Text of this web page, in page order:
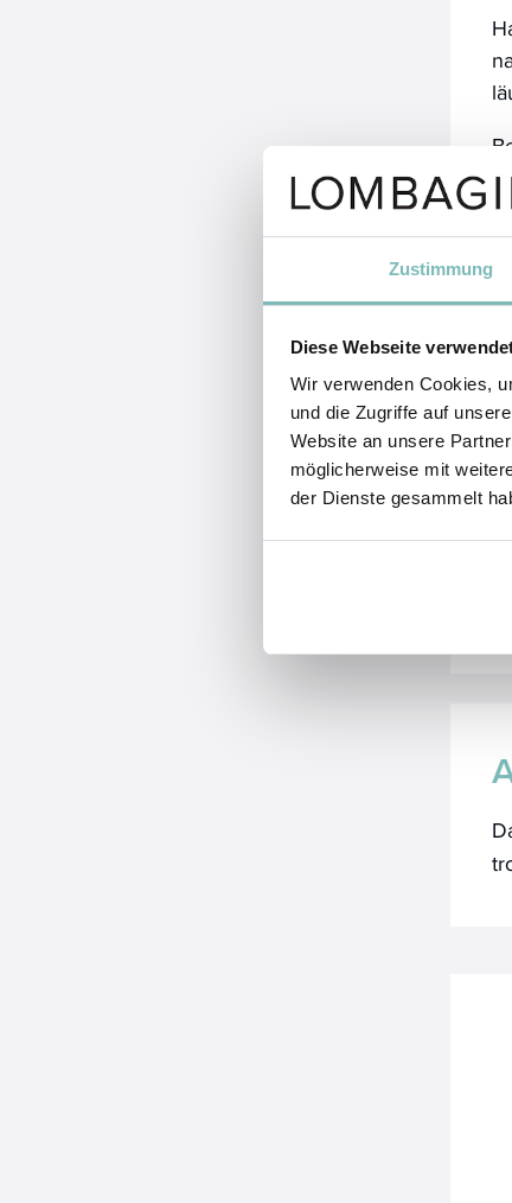
Zustimmung
Diese Webseite
Wir verwenden Cookies,
und die Zugriffe auf
Website an unsere
möglicherweise mit
der Dienste gesammelt